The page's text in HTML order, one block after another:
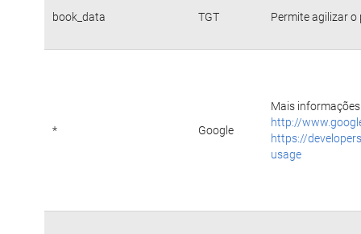
book_data TGT Permite agilizar o
* Google
Mais
http://
https://
usage